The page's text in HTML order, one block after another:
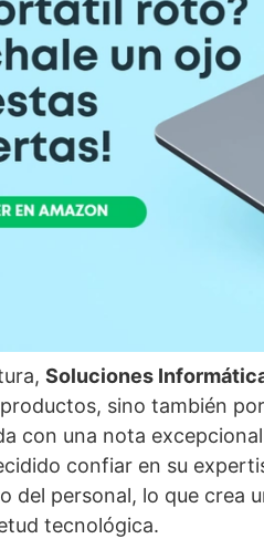
Soluciones
sino también
con una nota
confiar en su
del personal, lo que crea
tecnológica.